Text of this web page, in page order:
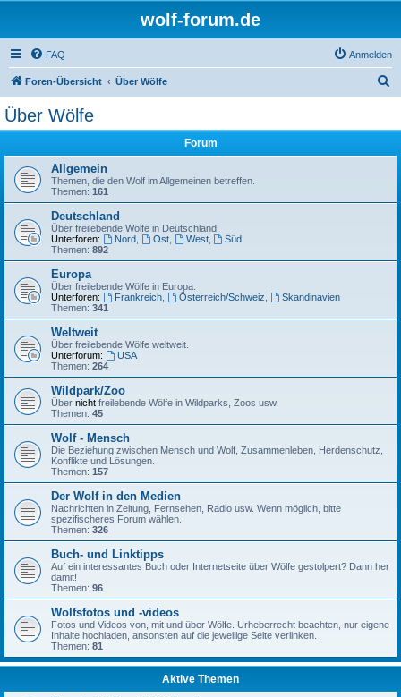
wolf-forum.de
FAQ Anmelden
Foren-Übersicht Über Wölfe
Über Wölfe
Forum
Allgemein
Themen, die den Wolf im Allgemeinen betreffen.
Themen: 161
Deutschland
Über freilebende Wölfe in Deutschland.
Unterforen:
Nord, Ost, West,
Süd
Themen: 892
Europa
Über freilebende Wölfe in Europa.
Unterforen:
Frankreich, Österreich/Schweiz
Skandinavien
Themen: 341
Weltweit
Über freilebende Wölfe weltweit.
Unterforum:
USA
Themen: 264
Wildpark/Zoo
Über nicht freilebende Wölfe in Wildparks, Zoos usw.
Themen: 45
Wolf - Mensch
Die Beziehung zwischen Mensch und Wolf, Zusammenleben, Herdenschutz,
Konflikte und Lösungen.
Themen: 157
Der Wolf in den Medien
Nachrichten in Zeitung, Fernsehen, Radio usw. Wenn möglich, bitte
spezifischeres Forum wählen.
Themen: 326
Buch- und Linktipps
Auf ein interessantes Buch oder Internetseite über Wölfe gestolpert? Dann her
damit!
Themen: 96
Wolfsfotos und -videos
Fotos und Videos von, mit und über Wölfe. Urheberrecht beachten, nur eigene
Inhalte hochladen, ansonsten auf die jeweilige Seite verlinken.
Themen: 81
Aktive Themen